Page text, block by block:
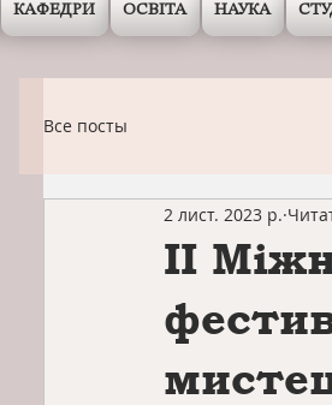
КАФЕДРИ ОСВІТА НАУКА
Все посты
II
2 лист. 2023 р.